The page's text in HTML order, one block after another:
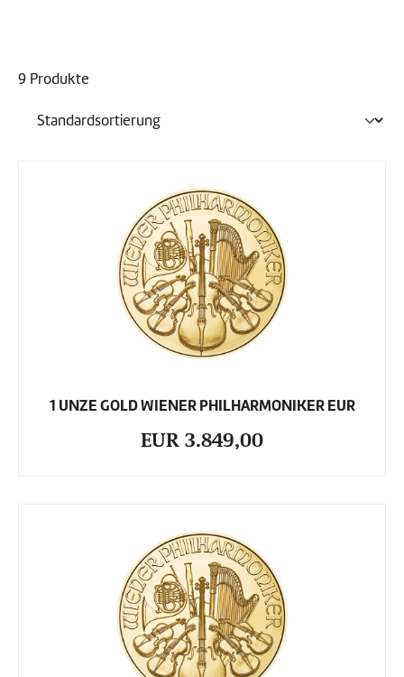
9 Produkte
1 UNZE GOLD WIENER PHILHARMONIKER EUR
EUR 3.849,00